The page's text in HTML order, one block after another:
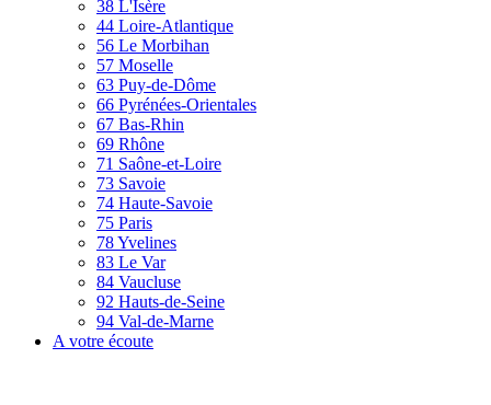
38 L'Isère
44 Loire-Atlantique
56 Le Morbihan
57 Moselle
63 Puy-de-Dôme
66 Pyrénées-Orientales
67 Bas-Rhin
69 Rhône
71 Saône-et-Loire
73 Savoie
74 Haute-Savoie
75 Paris
78 Yvelines
83 Le Var
84 Vaucluse
92 Hauts-de-Seine
94 Val-de-Marne
A votre écoute